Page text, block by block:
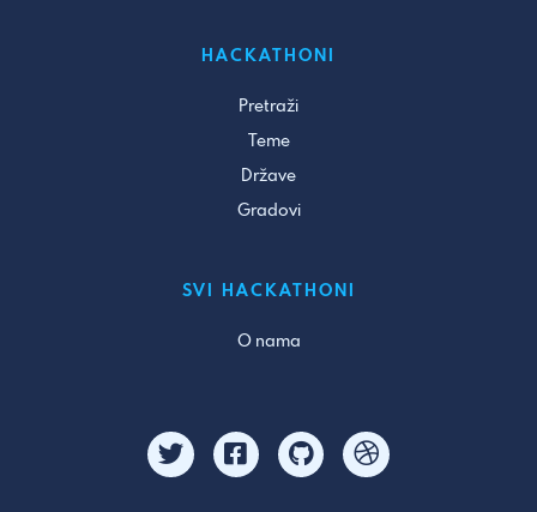
HACKATHONI
Pretraži
Teme
Države
Gradovi
SVI HACKATHONI
O nama